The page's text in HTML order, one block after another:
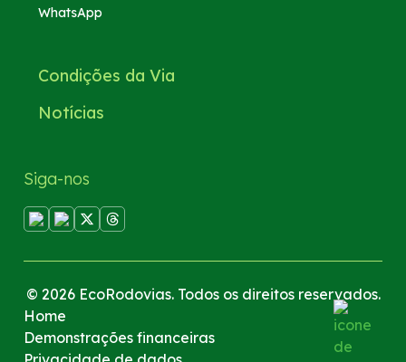
WhatsApp
Condições da Via
Notícias
Siga-nos
Home
Demonstrações financeiras
© 2026 EcoRodovias. Todos os direitos reservados.